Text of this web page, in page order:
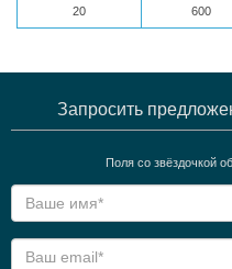
20 600
Запросить
Поля со звёздочкой